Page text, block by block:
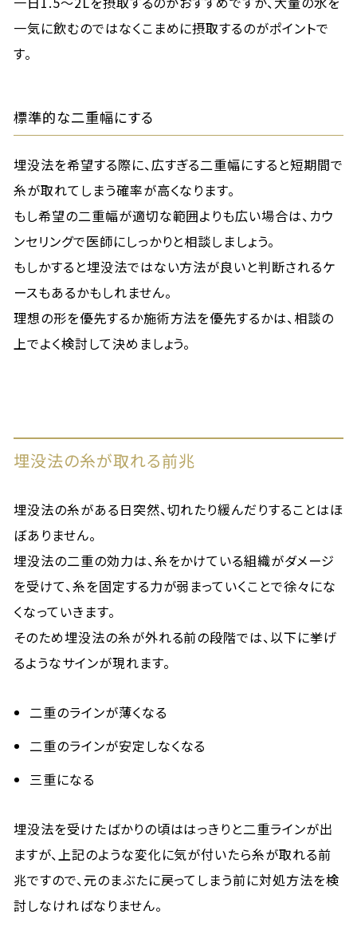
一気に飲むのではなくこまめに摂取するのがポイントで
す。
標準的な二重幅にする
埋没法を希望する際に、広すぎる二重幅にすると短期間で
糸が取れてしまう確率が高くなります。
もし希望の二重幅が適切な範囲よりも広い場合は、カウ
ンセリングで医師にしっかりと相談しましょう。
もしかすると埋没法ではない方法が良いと判断されるケ
ースもあるかもしれません。
理想の形を優先するか施術方法を優先するかは、相談の
上でよく検討して決めましょう。
埋没法の糸が取れる前兆
埋没法の糸がある日突然、切れたり緩んだりすることはほ
ぼありません。
埋没法の二重の効力は、糸をかけている組織がダメージ
を受けて、糸を固定する力が弱まっていくことで徐々にな
くなっていきます。
そのため埋没法の糸が外れる前の段階では、以下に挙げ
るようなサインが現れます。
二重のラインが薄くなる
二重のラインが安定しなくなる
三重になる
埋没法を受けたばかりの頃ははっきりと二重ラインが出
ますが、上記のような変化に気が付いたら糸が取れる前
兆ですので、元のまぶたに戻ってしまう前に対処方法を検
討しなければなりません。